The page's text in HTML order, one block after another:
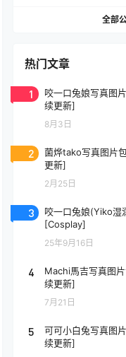
全部
热门文章
1
咬一口兔娘写真图
续更新]
8月3日
2
菌烨tako写真图片
更新]
2月25日
3
咬一口兔娘(Yiko湿
[Cosplay]
25年9月16日
4
Machi馬吉写真图
续更新]
7月21日
5
可可小白兔写真图
续更新]